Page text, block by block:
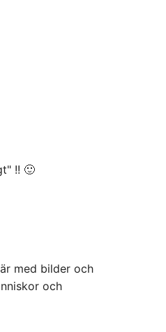
!! 🙂
med bilder och
och